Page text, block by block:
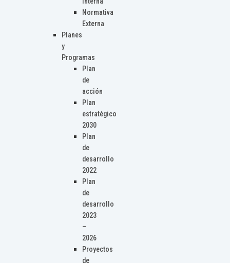
Normativa
Externa
Planes
y
Programas
Plan
de
acción
Plan
estratégico
2030
Plan
de
desarrollo
2022
Plan
de
desarrollo
2023
–
2026
Proyectos
de